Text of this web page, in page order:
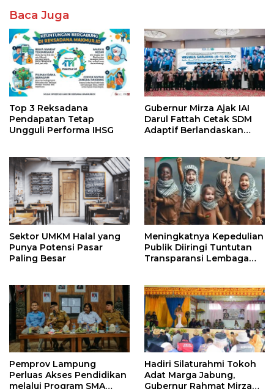
Baca Juga
Top 3 Reksadana
Pendapatan Tetap
Ungguli Performa IHSG
Gubernur Mirza Ajak IAI
Darul Fattah Cetak SDM
Adaptif Berlandaskan
Sektor UMKM Halal yang
Punya Potensi Pasar
Paling Besar
Meningkatnya Kepedulian
Publik Diiringi Tuntutan
Transparansi Lembaga
Pemprov Lampung
Perluas Akses Pendidikan
melalui Program SMA
Hadiri Silaturahmi Tokoh
Adat Marga Jabung,
Gubernur Rahmat Mirzani